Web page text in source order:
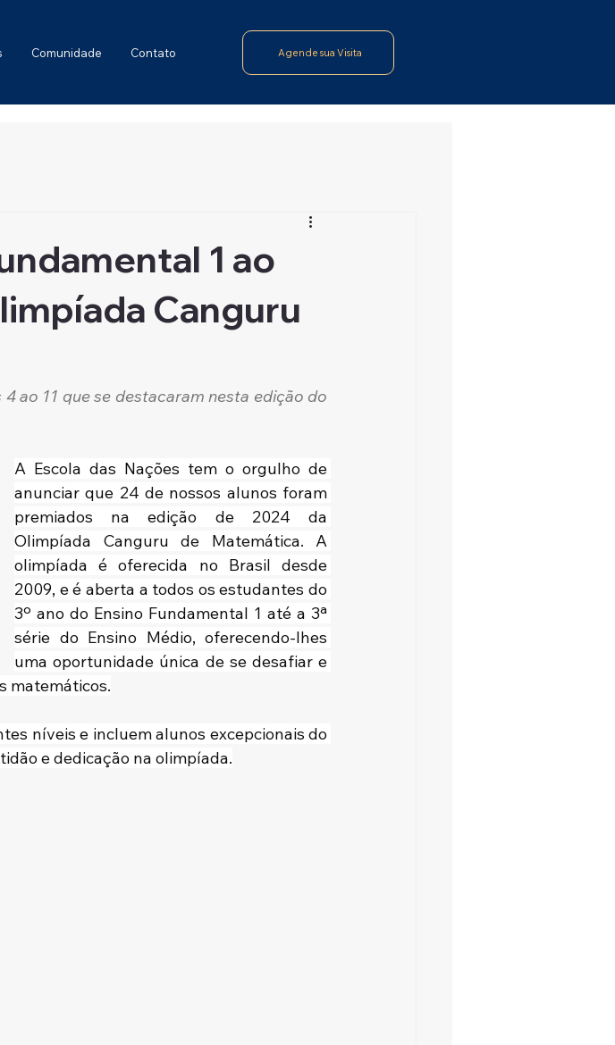
Comunidade Contato Agende sua Visita
1 ao
Canguru
ao 11 que se destacaram nesta edição do
A Escola das Nações tem o orgulho de
anunciar que 24 de nossos alunos foram
premiados na edição de 2024 da
Olimpíada Canguru de Matemática. A
olimpíada é oferecida no Brasil desde
2009, e é aberta a todos os estudantes do
3º ano do Ensino Fundamental 1 até a 3ª
série do Ensino Médio, oferecendo-lhes
uma oportunidade única de se desafiar e
matemáticos.
níveis e incluem alunos excepcionais do
e dedicação na olimpíada.